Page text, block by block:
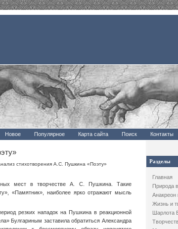
Новое Популярное Карта сайта Поиск Контакты
Разделы
Главная
Природа
Анакреон
Жизнь и
Шарлота
стихотворения А.С. Пушкина «Поэту»
мест в творчестве А. С. Пушкина. Такие
«Памятник», наиболее ярко отражают мысль
резких нападок на Пушкина в реакционной
Булгариным заставила обратиться Александра